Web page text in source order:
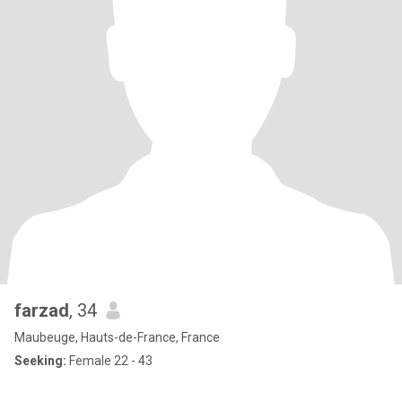
farzad, 34
Maubeuge, Hauts-de-France, France
Seeking: Female 22 - 43